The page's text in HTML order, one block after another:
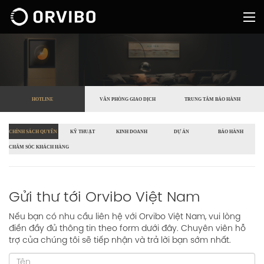
HOTLINE VĂN PHÒNG GIAO DỊCH TRUNG TÂM BẢO HÀNH
CHÍNH SÁCH QUYỀN RIÊNG TƯKỸ THUẬT KINH DOANH DỰ ÁN BẢO HÀNH
CHĂM SÓC KHÁCH HÀNG
Gửi thư tới Orvibo Việt Nam
Nếu bạn có nhu cầu liên hệ với Orvibo Việt Nam, vui lòng
điền đầy đủ thông tin theo form dưới đây. Chuyên viên hỗ
trợ của chúng tôi sẽ tiếp nhận và trả lời bạn sớm nhất.